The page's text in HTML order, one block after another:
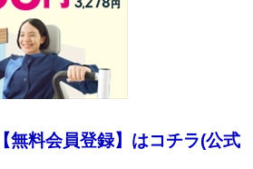
無料会員登録】はコチラ(公式